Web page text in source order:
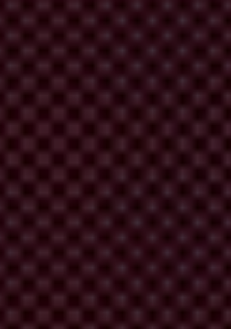
al correo electrónico
el sector público. El índice asigna una
el Banco Mundial, el Foro Económico
público.
de Investigación de la Comisión